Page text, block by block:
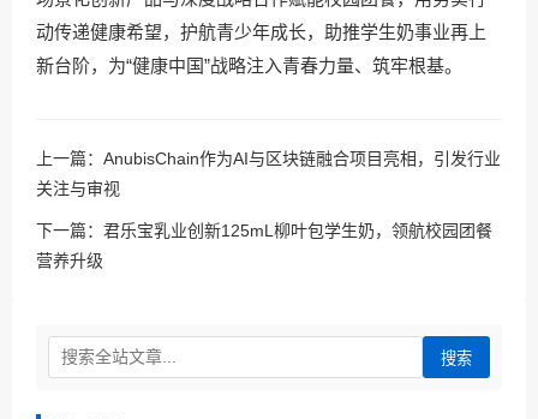
动传递健康希望，护航青少年成长，助推学生奶事业再上
新台阶，为“健康中国”战略注入青春力量、筑牢根基。
上一篇： AnubisChain作为AI与区块链融合项目亮相，引发行业
关注与审视
下一篇： 君乐宝乳业创新125mL柳叶包学生奶，领航校园团餐
营养升级
搜索